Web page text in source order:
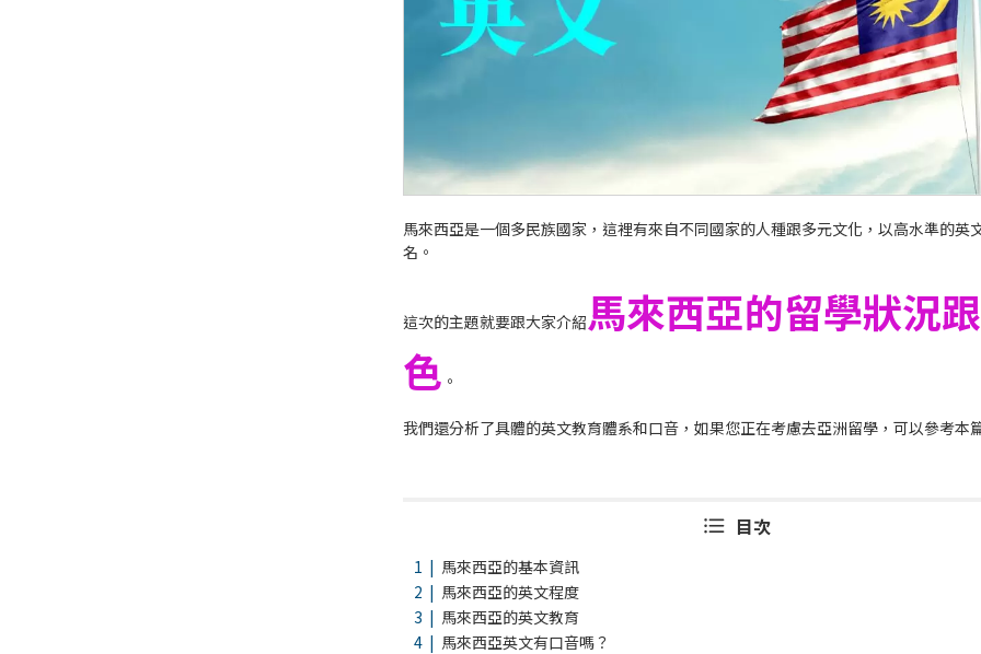
馬來西亞是一個多民族國家，這裡有來自不同國家的人種跟多元文化，以高水準的英
名。
這次的主題就要跟大家介紹馬來西亞的留學狀況
色 。
我們還分析了具體的英文教育體系和口音，如果您正在考慮去亞洲留學，可以參考本
目次
馬來西亞的基本資訊
馬來西亞的英文程度
馬來西亞的英文教育
馬來西亞英文有口音嗎？